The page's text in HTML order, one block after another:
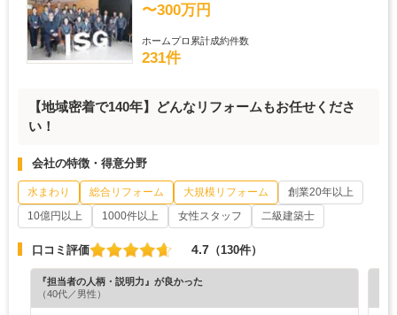
〜300万円
ホームプロ累計成約件数
231件
【地域密着で140年】どんなリフォームもお任せくださ
い！
会社の特徴・得意分野
水まわり 総合リフォーム 大規模リフォーム
創業20年以上
10億円以上
1000件以上 女性スタッフ 二級建築士
口コミ評価 4.7 （130件）
『担当者の人柄・説明力』が良かった
（40代／男性）